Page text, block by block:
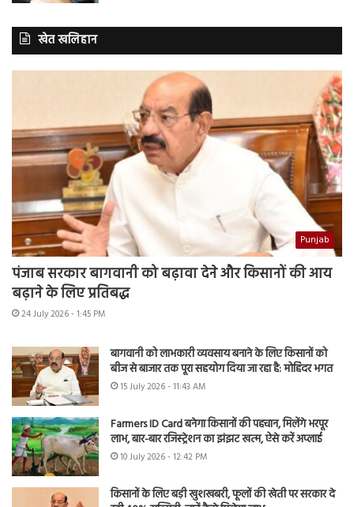
खेत खलिहान
Punjab
पंजाब सरकार बागवानी को बढ़ावा देने और किसानों की आय
बढ़ाने के लिए प्रतिबद्ध
24 July 2026 - 1:45 PM
बागवानी को लाभकारी व्यवसाय बनाने के लिए किसानों को
बीज से बाजार तक पूरा सहयोग दिया जा रहा है: मोहिंदर भगत
15 July 2026 - 11:43 AM
Farmers ID Card बनेगा किसानों की पहचान, मिलेंगे भरपूर
लाभ, बार-बार रजिस्ट्रेशन का झंझट खत्म, ऐसे करें अप्लाई
10 July 2026 - 12:42 PM
किसानों के लिए बड़ी खुशखबरी, फूलों की खेती पर सरकार दे